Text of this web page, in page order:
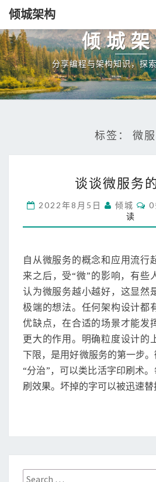
倾城架构
倾城
分享编程与架构知识，探
标签： 微
谈
服
务
度
谈谈微服务
2022年8月5日 倾城
C
O
M
T
S
0
读
自从微服务的概念和应用流行
来之后，受“微”的影响，有些
认为微服务越小越好，这显然
极端的想法。任何架构设计都
优缺点，在合适的场景才能发
更大的作用。明确粒度设计的
下限，是用好微服务的第一步
“分治”，可以类比活字印刷术
刷效果。坏掉的字可以被迅速替
Search